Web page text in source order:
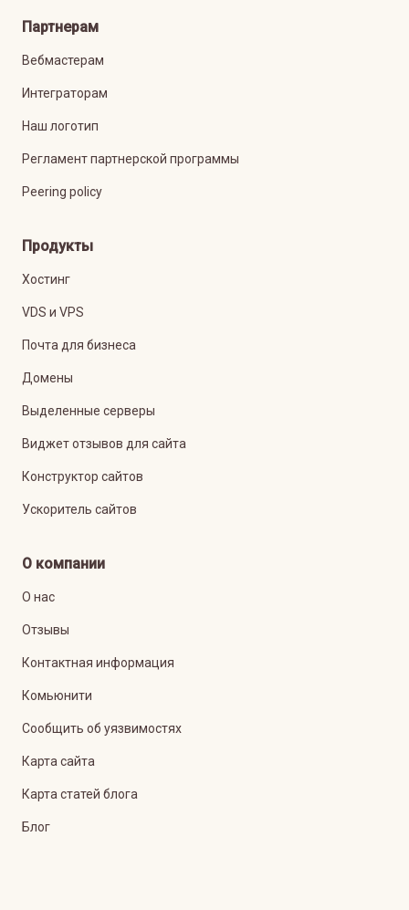
Партнерам
Вебмастерам
Интеграторам
Наш логотип
Регламент партнерской программы
Peering policy
Продукты
Хостинг
VDS и VPS
Почта для бизнеса
Домены
Выделенные серверы
Виджет отзывов для сайта
Конструктор сайтов
Ускоритель сайтов
О компании
О нас
Отзывы
Контактная информация
Комьюнити
Сообщить об уязвимостях
Карта сайта
Карта статей блога
Блог